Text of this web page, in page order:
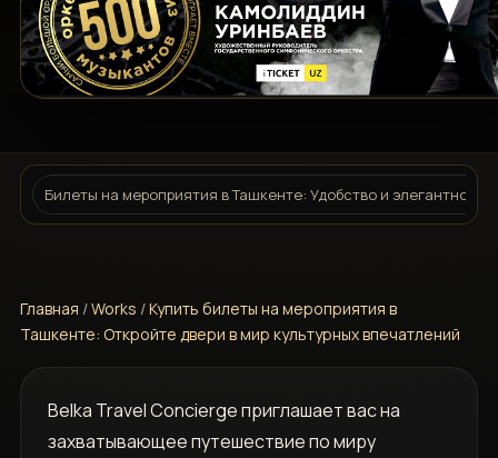
Билеты на мероприятия в Ташкенте: Удобство и
Главная /Works /Купить билеты на мероприятия в
Ташкенте: Откройте двери в мир культурных впечатлений
Belka Travel Concierge приглашает вас на
захватывающее путешествие по миру